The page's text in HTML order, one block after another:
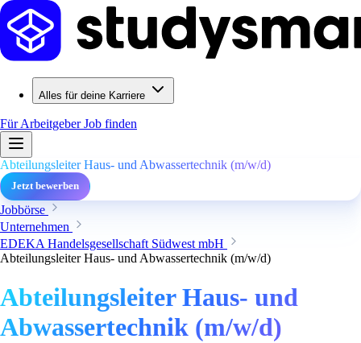
Alles für deine Karriere
Für ArbeitgeberJob finden
Abteilungsleiter Haus- und Abwassertechnik (m/w/d)
Jetzt bewerben
Jobbörse
Unternehmen
EDEKA Handelsgesellschaft Südwest mbH
Abteilungsleiter Haus- und Abwassertechnik (m/w/d)
Abteilungsleiter Haus- und
Abwassertechnik (m/w/d)